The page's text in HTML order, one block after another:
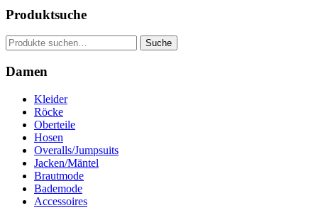
Produktsuche
Suche
nach:
Suche
Damen
Kleider
Röcke
Oberteile
Hosen
Overalls/Jumpsuits
Jacken/Mäntel
Brautmode
Bademode
Accessoires